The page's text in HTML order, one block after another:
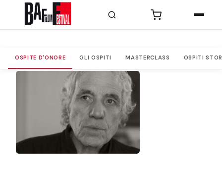
Programma
Masterclass
Fuori
OSPITE D'ONORE GLI OSPITI MASTERCLASS OSPITI
Ospite d'onore